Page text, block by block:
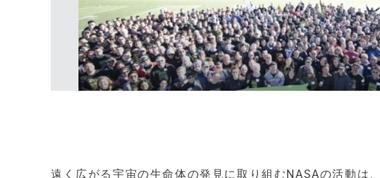
遠く広がる宇宙の生命体の発見に取り組むNASAの活動は